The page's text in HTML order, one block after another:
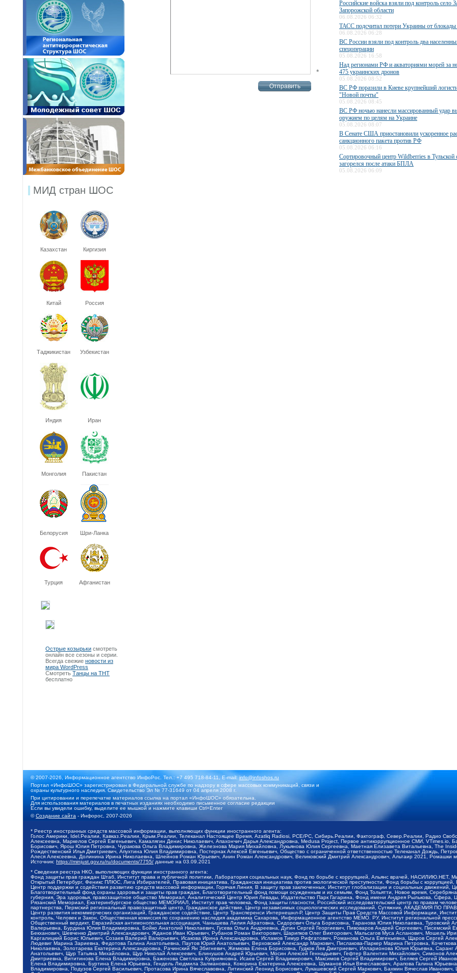
МИД стран ШОС
Казахстан Киргизия
Китай Россия
Таджикистан Узбекистан
Индия Иран
Монголия Пакистан
Белорусия Шри-Ланка
Турция Афганистан
Острые козырьки смотреть
онлайн все сезоны и серии.
Всегда свежие новости из
мира WordPress
Смотреть Танцы на ТНТ
бесплатно
*
Российские войска взяли под контроль село
Запорожской области
06.08.2026 06:32
ТАСС подсчитал потери Украины от блокады
06.08.2026 06:28
ВС России взяли под контроль два
спецоперации
05.08.2026 16:58
Над регионами РФ и акваториями морей за
475 украинских дронов
05.08.2026 08:52
ВС РФ поразили в Киеве крупнейший
"Новой почты"
05.08.2026 08:45
ВС РФ ночью нанесли массированный удар
оружием по целям на Украине
05.08.2026 08:07
В Сенате США приостановили ускоренное
санкционного пакета против РФ
05.08.2026 06:16
Сортировочный центр Wildberries в Тульской
загорелся после атаки БПЛА
05.08.2026 06:09
© 2007-2026, Информационное агентство ИнфоРос. Тел.: +7 495 718-84-11, E-mail:info@infoshos.ru
Портал «ИнфоШОС» зарегистрирован в Федеральной службе по надзору в сфере массовых коммуникаций, связи и
охраны культурного наследия. Свидетельство Эл № 77-31649 от 04 апреля 2008 г.
При цитировании и перепечатке материалов ссылка на портал «ИнфоШОС» обязательна.
Для использования материалов в печатных изданиях необходимо письменное согласие редакции
Если вы увидели ошибку, выделите ее мышкой и нажмите клавиши Ctrl+Enter
©Создание сайта - Инфорос, 2007-2026
* Реестр иностранных средств массовой информации, выполняющих функции иностранного агента:
Голос Америки, Idel.Реалии, Кавказ.Реалии, Крым.Реалии, Телеканал Настоящее Время, Azatliq Radiosi, PCE/PC, Сибирь.Реалии, Фактограф, Север.Реалии, Радио
Алексеевна, Маркелов Сергей Евгеньевич, Камалягин Денис Николаевич, Апахончич Дарья Александровна, Medusa Project, Первое антикоррупционное СМИ,
Борисович, Ярош Юлия Петровна, Чуракова Ольга Владимировна, Железнова Мария Михайловна, Лукьянова Юлия Сергеевна, Маетная Елизавета Витальевна, The
Рождественский Илья Дмитриевич, Апухтина Юлия Владимировна, Постернак Алексей Евгеньевич, Общество с ограниченной ответственностью Телеканал Дождь,
Алеся Алексеевна, Долинина Ирина Николаевна, Шлейнов Роман Юрьевич, Анин Роман Александрович, Великовский Дмитрий Александрович, Альтаир 2021, Ромашки
Источник: https://minjust.gov.ru/ru/documents/7755/ данные на 03.09.2021
* Сведения реестра НКО, выполняющих функции иностранного агента:
Фонд защиты прав граждан Штаб, Институт права и публичной политики, Лаборатория социальных наук, Фонд по борьбе с коррупцией, Альянс врачей,
Открытый Петербург, Феникс ПЛЮС, Лига Избирателей, Правовая инициатива, Гражданская инициатива против экологической преступности, Фонд борьбы с
Центр поддержки и содействия развитию средств массовой информации, Горячая Линия, В защиту прав заключенных, Институт глобализации и социальных
Благотворительный фонд охраны здоровья и защиты прав граждан, Благотворительный фонд помощи осужденным и их семьям, Фонд Тольятти, Новое время,
губерния, Эра здоровья, правозащитное общество Мемориал, Аналитический Центр Юрия Левады, Издательство Парк Гагарина, Фонд имени Андрея Рылькова,
Рязанский Мемориал, Екатеринбургское общество МЕМОРИАЛ, Институт прав человека, Фонд защиты гласности, Российский исследовательский центр по правам
партнерства, Пермский региональный правозащитный центр, Гражданское действие, Центр независимых социологических исследований, Сутяжник, АКАДЕМИЯ ПО
Центр развития некоммерческих организаций, Гражданское содействие, Центр Трансперенси Интернешнл-Р, Центр Защиты Прав Средств Массовой Информации,
контроль, Человек и Закон, Общественная комиссия по сохранению наследия академика Сахарова, Информационное агентство МЕМО. РУ, Институт региональной
Общественный вердикт, Евразийская антимонопольная ассоциация, Чанышева Лилия Айратовна, Сидорович Ольга Борисовна, Таранова Юлия Николаевна, Туровский
Валерьевна, Бурдина Юлия Владимировна, Бойко Анатолий Николаевич, Гусева Ольга Андреевна, Дугин Сергей Георгиевич, Пивоваров Андрей Сергеевич, Писемский
Бекханович, Шевченко Дмитрий Александрович, Жданов Иван Юрьевич, Рубанов Роман Викторович, Шарипков Олег Викторович, Мальсагов Муса Асланович, Мошель
Каргалицкий Борис Юльевич, Созаев Валерий Валерьевич, Исакова Ирина Александровна, Исламов Тимур Рифгатович, Романова Ольга Евгеньевна, Щаров Сергей
Людевиг Марина Зариевна, Федотова Галина Анатольевна, Паутов Юрий Анатольевич, Верховский Александр Маркович, Пислакова-Паркер Марина Петровна,
Николаевна, Золотарева Екатерина Александровна, Рачинский Ян Збигневич, Жемкова Елена Борисовна, Гудков Лев Дмитриевич, Илларионова Юлия Юрьевна,
Анатольевич, Щур Татьяна Михайловна, Щур Николай Алексеевич, Блинушов Андрей Юрьевич, Мосин Алексей Геннадьевич, Гефтер Валентин Михайлович, Симонов
Дмитриевна, Вититинова Елена Владимировна, Баженова Светлана Куприяновна, Исаев Сергей Владимирович, Максимов Сергей Владимирович, Беляев Сергей
Елена Владимировна, Буртина Елена Юрьевна, Гендель Людмила Залмановна, Кокорина Екатерина Алексеевна, Шуманов Илья Вячеславович, Арапова Галина
Владимировна, Подузов Сергей Васильевич, Протасова Ирина Вячеславовна, Литинский Леонид Борисович, Лукашевский Сергей Маркович, Бахмин Вячеслав